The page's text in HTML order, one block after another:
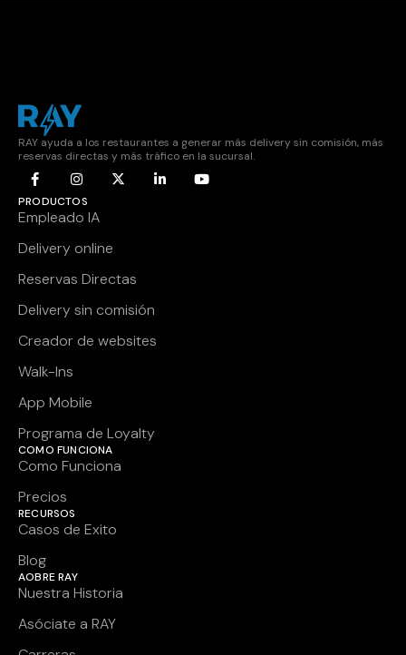
RAY ayuda a los restaurantes a generar más delivery sin comisión, más
reservas directas y más tráfico en la sucursal.
PRODUCTOS
Empleado IA
Delivery online
Reservas Directas
Delivery sin comisión
Creador de websites
Walk-Ins
App Mobile
Programa de Loyalty
COMO FUNCIONA
Como Funciona
Precios
RECURSOS
Casos de Exito
Blog
AOBRE RAY
Nuestra Historia
Asóciate a RAY